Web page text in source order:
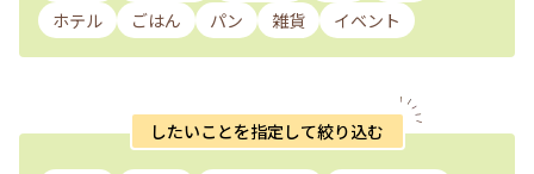
ホテル
ごはん パン 雑貨 イベント
したいことを指定して絞り込む